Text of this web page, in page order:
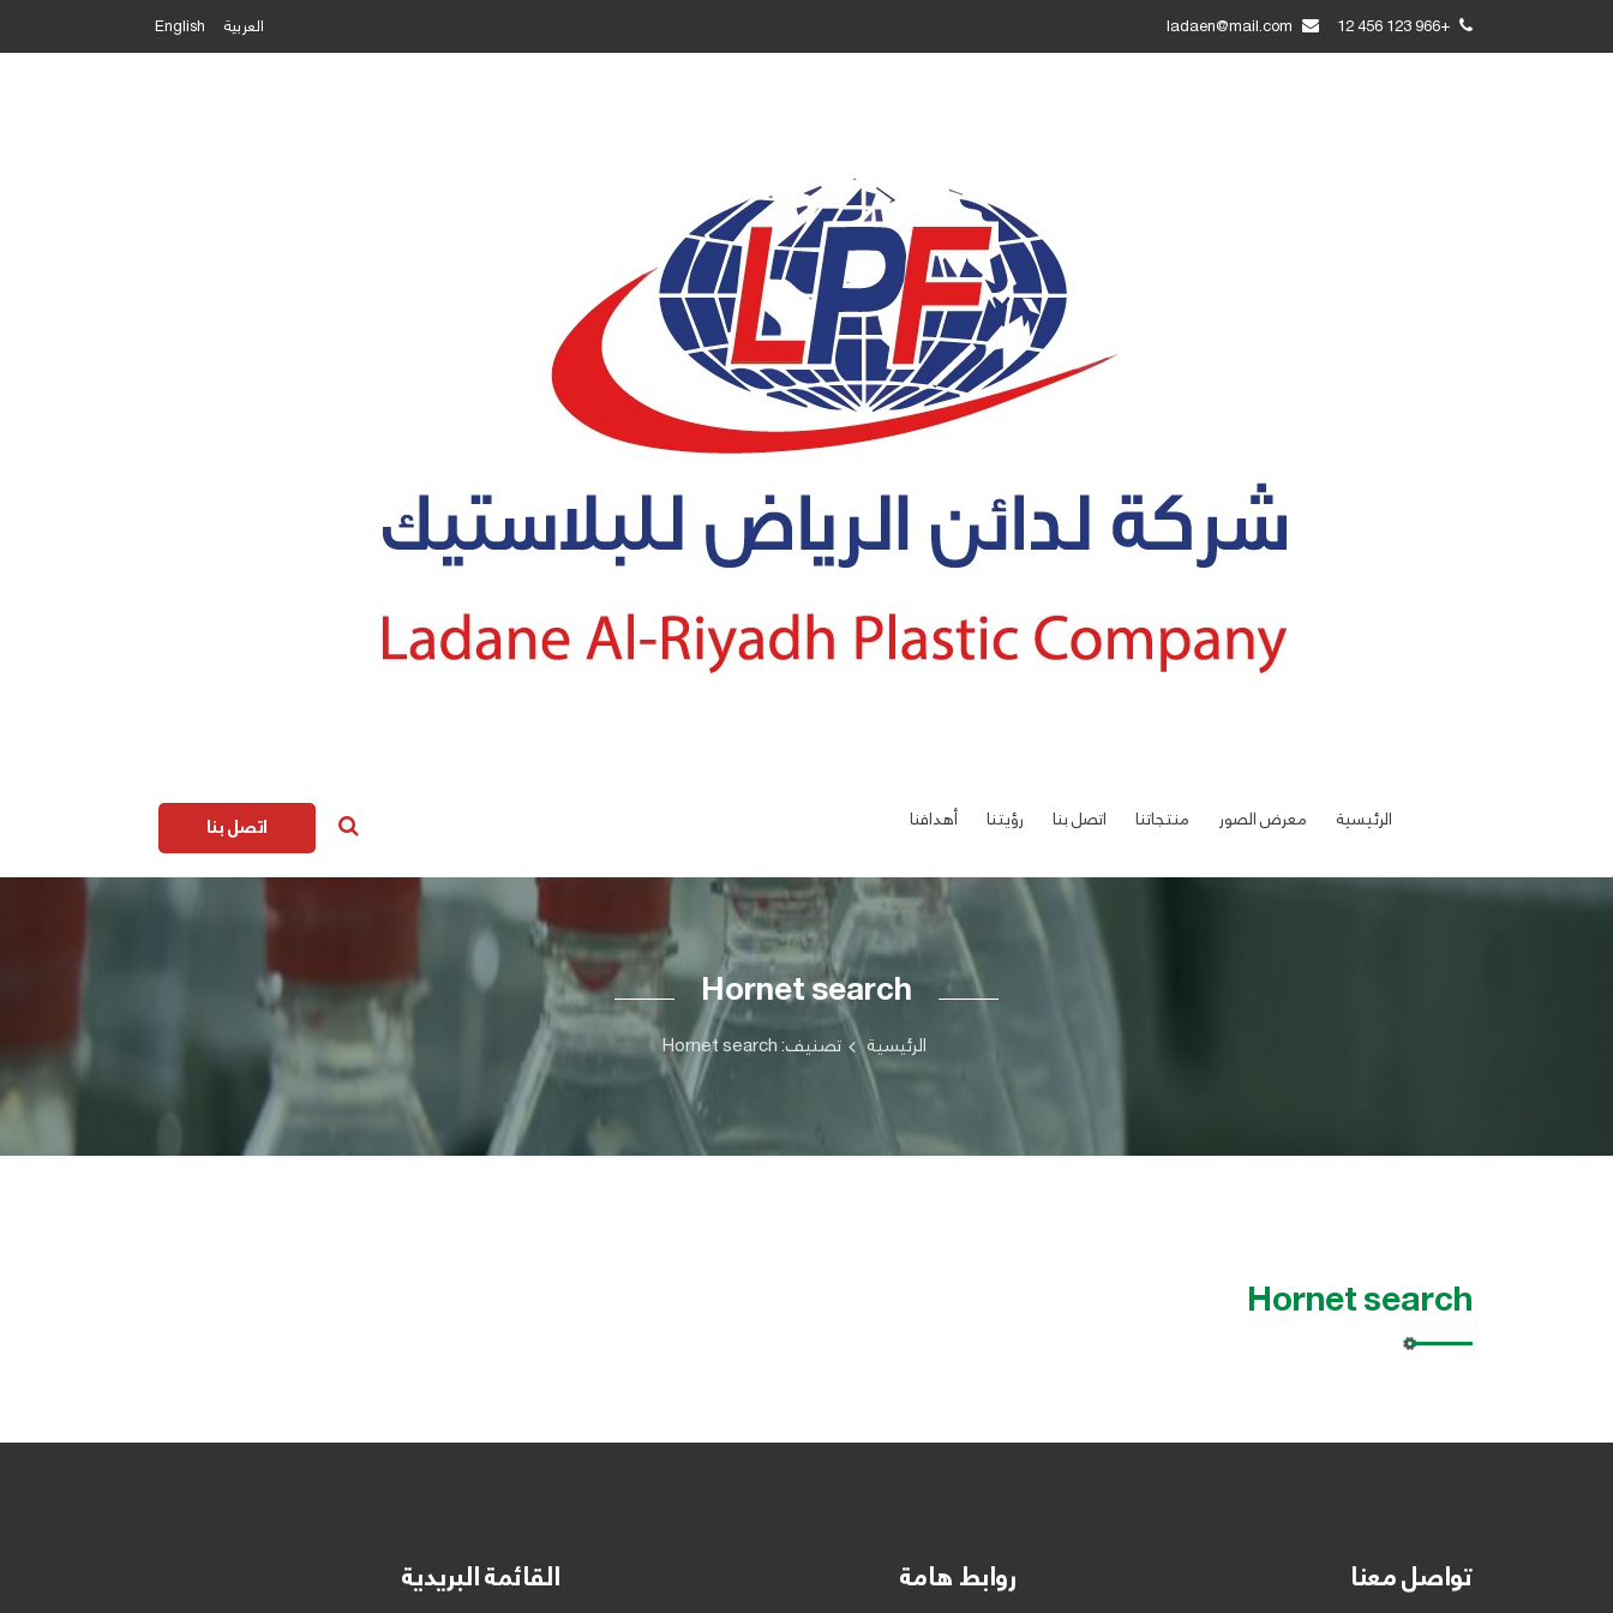
+966 123 456 12 العربية English
الرئيسية معرض الصور منتجاتنا اتصل بنا رؤيتنا أهدافنا اتصل بنا
Hornet search
الرئيسية تصنيف: Hornet search
Hornet search
تواصل معنا روابط هامة القائمة البريدية